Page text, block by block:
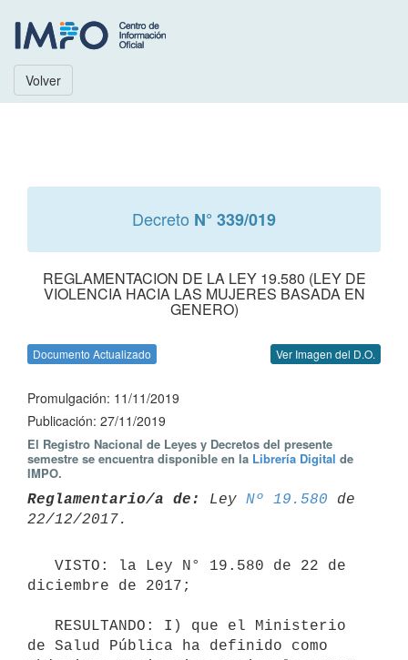
Volver
Decreto N° 339/019
REGLAMENTACION DE LA LEY 19.580 (LEY DE
VIOLENCIA HACIA LAS MUJERES BASADA EN
GENERO)
Documento Actualizado Ver Imagen del D.O.
Promulgación: 11/11/2019
Publicación: 27/11/2019
El Registro Nacional de Leyes y Decretos del presente
semestre se encuentra disponible en la Librería Digital de
IMPO.
Reglamentario/a de: Ley Nº 19.580 de
diciembre de 2017;
de Salud Pública ha definido como